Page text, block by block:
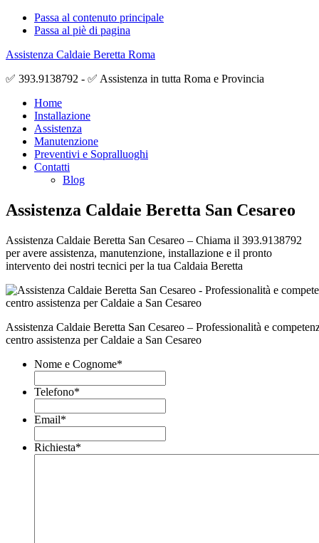
Passa al contenuto principale
Passa al piè di pagina
Assistenza Caldaie Beretta Roma
✅ 393.9138792 - ✅ Assistenza in tutta Roma e Provincia
Home
Installazione
Assistenza
Manutenzione
Preventivi e Sopralluoghi
Contatti
Blog
Assistenza Caldaie Beretta San Cesareo
Assistenza Caldaie Beretta San Cesareo – Chiama il 393.9138792
per avere assistenza, manutenzione, installazione e il pronto
intervento dei nostri tecnici per la tua Caldaia Beretta
Assistenza Caldaie Beretta San Cesareo – Professionalità e
centro assistenza per Caldaie a San Cesareo
Nome e Cognome*
Telefono*
Email*
Richiesta*